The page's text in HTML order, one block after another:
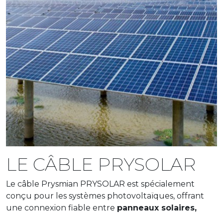
LE CÂBLE PRYSOLAR
Le câble Prysmian PRYSOLAR est spécialement
conçu pour les systèmes photovoltaïques, offrant
une connexion fiable entre panneaux solaires,